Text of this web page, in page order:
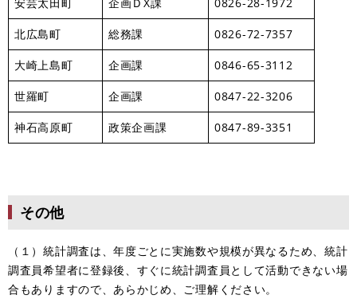
北広島町 総務課 0826-72-7357
大崎上島町 企画課 0846-65-3112
世羅町 企画課 0847-22-3206
神石高原町 政策企画課 0847-89-3351
その他
（１）統計調査は、年度ごとに実施数や規模が異なるため、統計
調査員希望者に登録後、すぐに統計調査員として活動できない場
合もありますので、あらかじめ、ご理解ください。